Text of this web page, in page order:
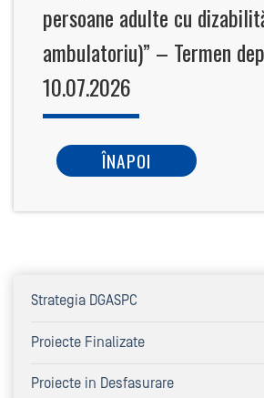
persoane adulte cu
ambulatoriu)” – Termen
10.07.2026
ÎNAPOI
Strategia DGASPC
Proiecte Finalizate
Proiecte in Desfasurare